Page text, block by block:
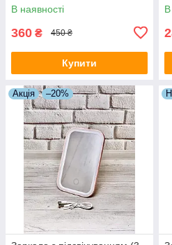
В наявності
360 ₴ 450 ₴
Купити
В
Акція –20%